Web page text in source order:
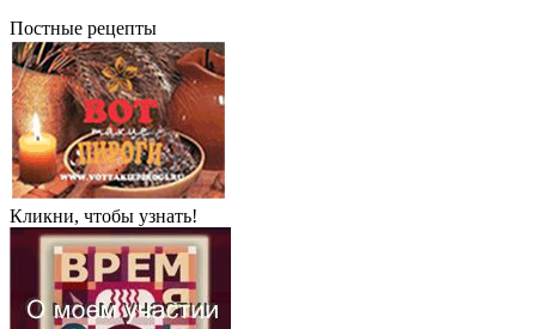
Постные рецепты
Кликни, чтобы узнать!